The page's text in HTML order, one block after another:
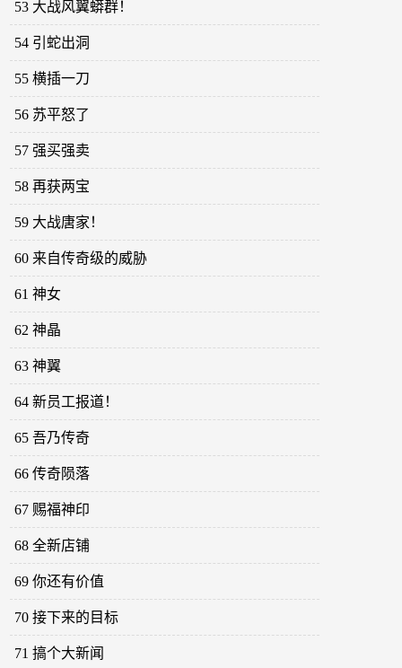
53 大战风翼蟒群！
54 引蛇出洞
55 横插一刀
56 苏平怒了
57 强买强卖
58 再获两宝
59 大战唐家！
60 来自传奇级的威胁
61 神女
62 神晶
63 神翼
64 新员工报道！
65 吾乃传奇
66 传奇陨落
67 赐福神印
68 全新店铺
69 你还有价值
70 接下来的目标
71 搞个大新闻